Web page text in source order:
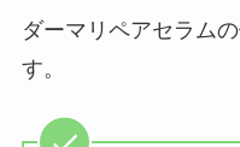
ダーマリペアセラム
す。